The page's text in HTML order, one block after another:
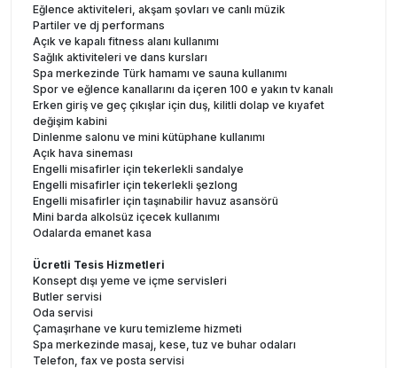
Eğlence aktiviteleri, akşam şovları ve canlı müzik
Partiler ve dj performans
Açık ve kapalı fitness alanı kullanımı
Sağlık aktiviteleri ve dans kursları
Spa merkezinde Türk hamamı ve sauna kullanımı
Spor ve eğlence kanallarını da içeren 100 e yakın tv kanalı
Erken giriş ve geç çıkışlar için duş, kilitli dolap ve kıyafet
değişim kabini
Dinlenme salonu ve mini kütüphane kullanımı
Açık hava sineması
Engelli misafirler için tekerlekli sandalye
Engelli misafirler için tekerlekli şezlong
Engelli misafirler için taşınabilir havuz asansörü
Mini barda alkolsüz içecek kullanımı
Odalarda emanet kasa
Ücretli Tesis Hizmetleri
Konsept dışı yeme ve içme servisleri
Butler servisi
Oda servisi
Çamaşırhane ve kuru temizleme hizmeti
Spa merkezinde masaj, kese, tuz ve buhar odaları
Telefon, fax ve posta servisi